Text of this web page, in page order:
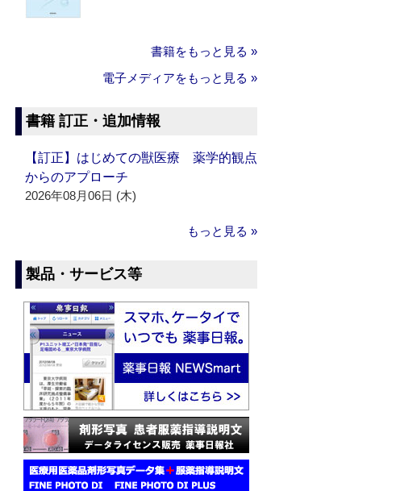
書籍をもっと見る »
電子メディアをもっと見る »
書籍 訂正・追加情報
【訂正】はじめての獣医療 薬学的観点
からのアプローチ
2026年08月06日 (木)
もっと見る »
製品・サービス等